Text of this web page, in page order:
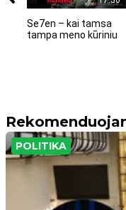
Se7en – kai tamsa
tampa meno kūriniu
POLITIKA